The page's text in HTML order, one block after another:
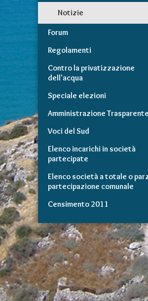
Notizie
Forum
Regolamenti
Contro la privatizzazione
dell'acqua
Speciale elezioni
Amministrazione Trasparente
Voci del Sud
Elenco incarichi in società
partecipate
Elenco società a totale o
partecipazione comunale
Censimento 2011